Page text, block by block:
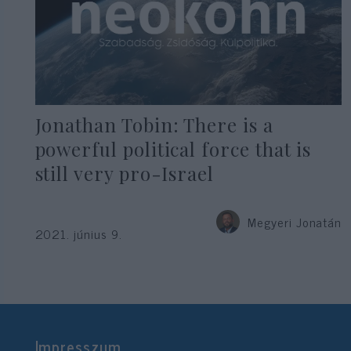
Jonathan Tobin: There is a
powerful political force that is
still very pro-Israel
Megyeri Jonatán
2021. június 9.